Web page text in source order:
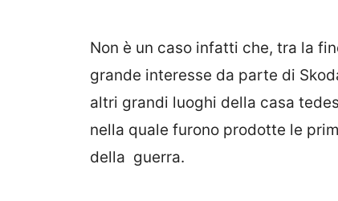
Non è un caso infatti che, tra la
grande interesse da parte di
altri grandi luoghi della casa
nella quale furono prodotte le
della guerra.